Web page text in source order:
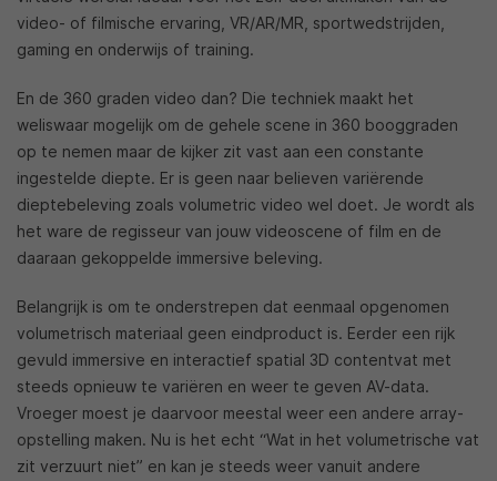
video- of filmische ervaring, VR/AR/MR, sportwedstrijden,
gaming en onderwijs of training.
En de 360 graden video dan? Die techniek maakt het
weliswaar mogelijk om de gehele scene in 360 booggraden
op te nemen maar de kijker zit vast aan een constante
ingestelde diepte. Er is geen naar believen variërende
dieptebeleving zoals volumetric video wel doet. Je wordt als
het ware de regisseur van jouw videoscene of film en de
daaraan gekoppelde immersive beleving.
Belangrijk is om te onderstrepen dat eenmaal opgenomen
volumetrisch materiaal geen eindproduct is. Eerder een rijk
gevuld immersive en interactief spatial 3D contentvat met
steeds opnieuw te variëren en weer te geven AV-data.
Vroeger moest je daarvoor meestal weer een andere array-
opstelling maken. Nu is het echt “Wat in het volumetrische vat
zit verzuurt niet” en kan je steeds weer vanuit andere